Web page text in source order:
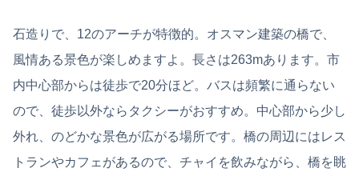
石造りで、12のアーチが特徴的。オスマン建築の橋で、
風情ある景色が楽しめますよ。長さは263mあります。市
内中心部からは徒歩で20分ほど。バスは頻繁に通らない
ので、徒歩以外ならタクシーがおすすめ。中心部から少し
外れ、のどかな景色が広がる場所です。橋の周辺にはレス
トランやカフェがあるので、チャイを飲みながら、橋を眺